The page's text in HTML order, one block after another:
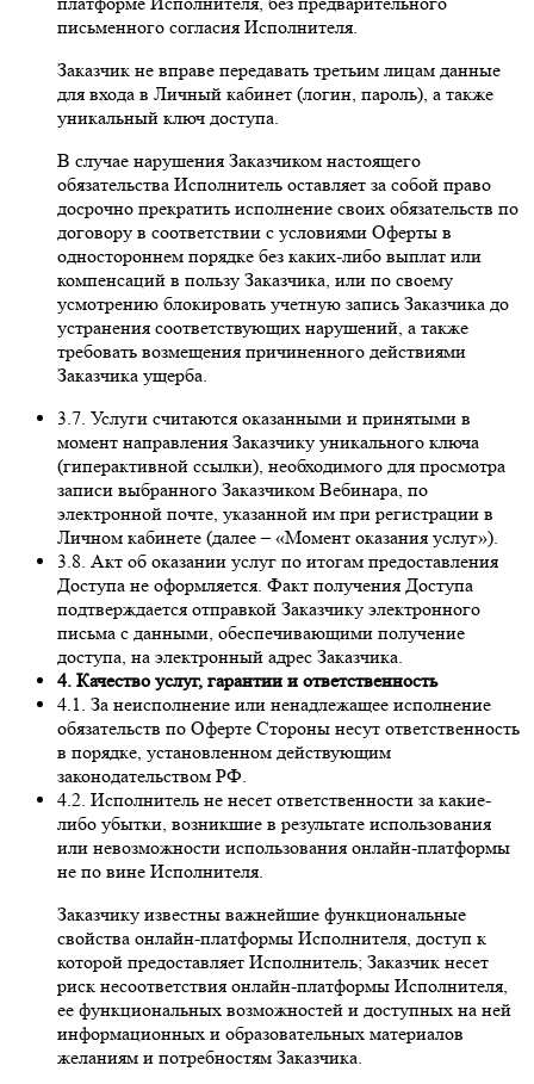
письменного согласия Исполнителя.
Заказчик не вправе передавать третьим лицам данные
для входа в Личный кабинет (логин, пароль), а также
уникальный ключ доступа.
В случае нарушения Заказчиком настоящего
обязательства Исполнитель оставляет за собой право
досрочно прекратить исполнение своих обязательств по
договору в соответствии с условиями Оферты в
одностороннем порядке без каких-либо выплат или
компенсаций в пользу Заказчика, или по своему
усмотрению блокировать учетную запись Заказчика до
устранения соответствующих нарушений, а также
требовать возмещения причиненного действиями
Заказчика ущерба.
3.7. Услуги считаются оказанными и принятыми в
момент направления Заказчику уникального ключа
(гиперактивной ссылки), необходимого для просмотра
записи выбранного Заказчиком Вебинара, по
электронной почте, указанной им при регистрации в
Личном кабинете (далее – «Момент оказания услуг»).
3.8. Акт об оказании услуг по итогам предоставления
Доступа не оформляется. Факт получения Доступа
подтверждается отправкой Заказчику электронного
письма с данными, обеспечивающими получение
доступа, на электронный адрес Заказчика.
4. Качество услуг, гарантии и ответственность
4.1. За неисполнение или ненадлежащее исполнение
обязательств по Оферте Стороны несут ответственность
в порядке, установленном действующим
законодательством РФ.
4.2. Исполнитель не несет ответственности за какие-
либо убытки, возникшие в результате использования
или невозможности использования онлайн-платформы
не по вине Исполнителя.
Заказчику известны важнейшие функциональные
свойства онлайн-платформы Исполнителя, доступ к
которой предоставляет Исполнитель; Заказчик несет
риск несоответствия онлайн-платформы Исполнителя,
ее функциональных возможностей и доступных на ней
информационных и образовательных материалов
желаниям и потребностям Заказчика.